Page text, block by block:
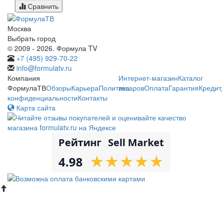
Сравнить
Москва
Выбрать город
© 2009 - 2026. Формула TV
+7 (495) 929-70-22
info@formulatv.ru
Компания
ФормулаТВОбзорыКарьераПолитика
конфиденциальностиКонтакты
Интернет-магазинКаталог
товаровОплатаГарантияКредит
Карта сайта
Рейтинг Sell Market
4.98 ★
★★
★★
★★
★★
★